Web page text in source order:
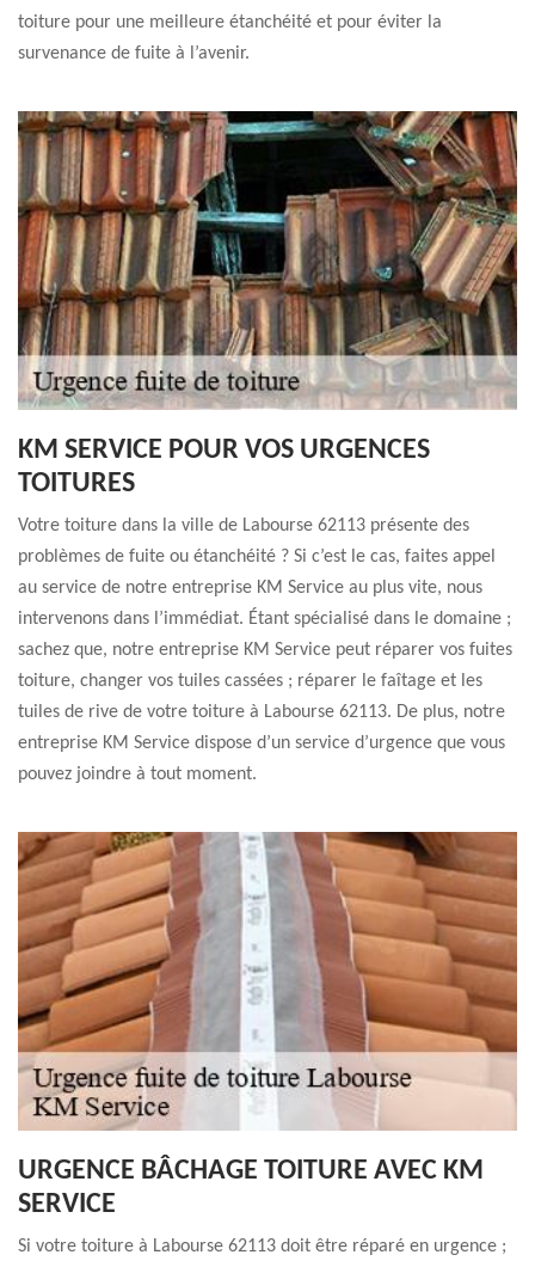
toiture pour une meilleure étanchéité et pour éviter la
survenance de fuite à l’avenir.
KM SERVICE POUR VOS URGENCES
TOITURES
Votre toiture dans la ville de Labourse 62113 présente des
problèmes de fuite ou étanchéité ? Si c’est le cas, faites appel
au service de notre entreprise KM Service au plus vite, nous
intervenons dans l’immédiat. Étant spécialisé dans le domaine ;
sachez que, notre entreprise KM Service peut réparer vos fuites
toiture, changer vos tuiles cassées ; réparer le faîtage et les
tuiles de rive de votre toiture à Labourse 62113. De plus, notre
entreprise KM Service dispose d’un service d’urgence que vous
pouvez joindre à tout moment.
URGENCE BÂCHAGE TOITURE AVEC KM
SERVICE
Si votre toiture à Labourse 62113 doit être réparé en urgence ;